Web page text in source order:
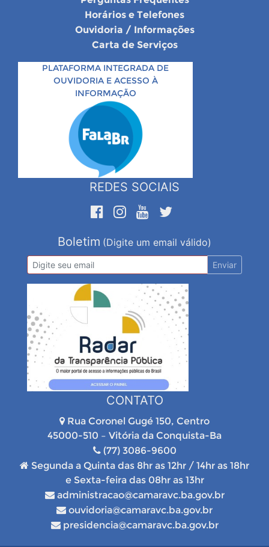
Horários e Telefones
Ouvidoria / Informações
Carta de Serviços
PLATAFORMA INTEGRADA DE
OUVIDORIA E ACESSO À
INFORMAÇÃO
REDES SOCIAIS
Boletim (Digite um email válido)
Enviar
CONTATO
Rua Coronel Gugé 150, Centro
45000-510 – Vitória da Conquista-Ba
(77) 3086-9600
Segunda a Quinta das 8hr as 12hr / 14hr as 18hr
e Sexta-feira das 08hr as 13hr
administracao@camaravc.ba.gov.br
ouvidoria@camaravc.ba.gov.br
presidencia@camaravc.ba.gov.br